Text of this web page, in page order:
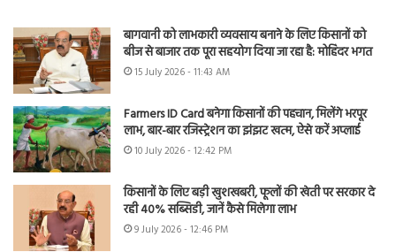
बागवानी को लाभकारी व्यवसाय बनाने के लिए किसानों को
बीज से बाजार तक पूरा सहयोग दिया जा रहा है: मोहिंदर भगत
15 July 2026 - 11:43 AM
Farmers ID Card बनेगा किसानों की पहचान, मिलेंगे भरपूर
लाभ, बार-बार रजिस्ट्रेशन का झंझट खत्म, ऐसे करें अप्लाई
10 July 2026 - 12:42 PM
किसानों के लिए बड़ी खुशखबरी, फूलों की खेती पर सरकार दे
रही 40% सब्सिडी, जानें कैसे मिलेगा लाभ
9 July 2026 - 12:46 PM